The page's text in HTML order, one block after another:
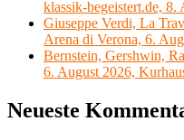
klassik-begeistert.de, 8.
Giuseppe Verdi, La
Arena di Verona, 6.
Bernstein, Gershwin,
6. August 2026,
Neueste